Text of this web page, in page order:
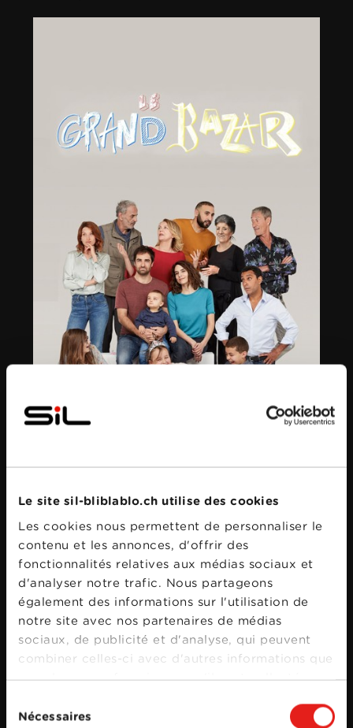
Le site sil-bliblablo.ch utilise des cookies
Les cookies nous permettent de personnaliser le
contenu et les annonces, d'offrir des
fonctionnalités relatives aux médias sociaux et
d'analyser notre trafic. Nous partageons
également des informations sur l'utilisation de
notre site avec nos partenaires de médias
sociaux, de publicité et d'analyse, qui peuvent
combiner celles-ci avec d'autres informations que
vous leur avez fournies ou qu'ils ont collectées
duNécessaires
Bande annonce